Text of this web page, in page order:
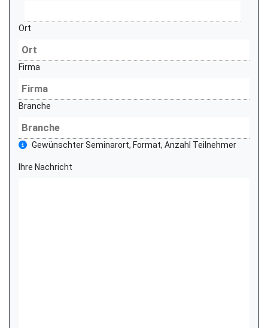
Ort
Firma
Branche
Gewünschter Seminarort, Format, Anzahl Teilnehmer
Ihre Nachricht